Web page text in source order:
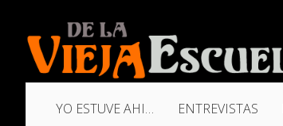
YO ESTUVE AHI… ENTREVISTAS